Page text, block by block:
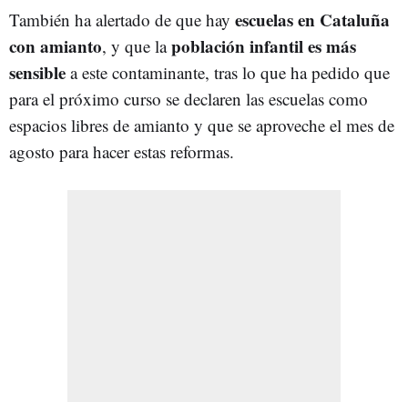
También ha alertado de que hay escuelas en Cataluña
con amianto, y que lapoblación infantil es más
sensible a este contaminante, tras lo que ha pedido que
para el próximo curso se declaren las escuelas como
espacios libres de amianto y que se aproveche el mes de
agosto para hacer estas reformas.